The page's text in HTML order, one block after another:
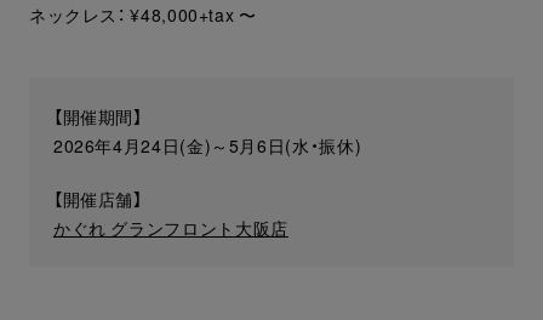
ネックレス： ¥48,000+tax 〜
【開催期間】
2026年4月24日(金)～5月6日(水・振休)
【開催店舗】
かぐれ グランフロント大阪店